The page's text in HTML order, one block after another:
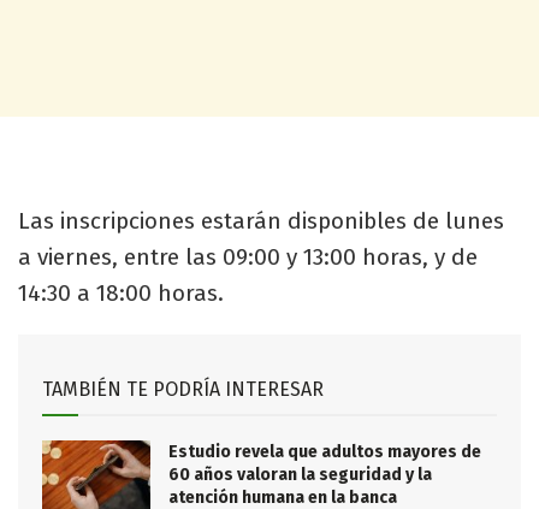
Las inscripciones estarán disponibles de lunes
a viernes, entre las 09:00 y 13:00 horas, y de
14:30 a 18:00 horas.
TAMBIÉN TE PODRÍA INTERESAR
Estudio revela que adultos mayores de
60 años valoran la seguridad y la
atención humana en la banca